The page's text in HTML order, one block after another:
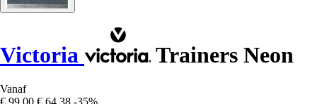
Victoria Trainers Neon
Vanaf